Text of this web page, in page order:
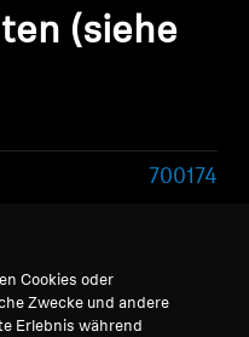
(siehe
700174
Cookies oder
Zwecke und andere
Erlebnis während